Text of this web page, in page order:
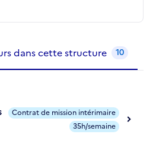
dans cette structure 10
Contrat de mission intérimaire
35h/semaine